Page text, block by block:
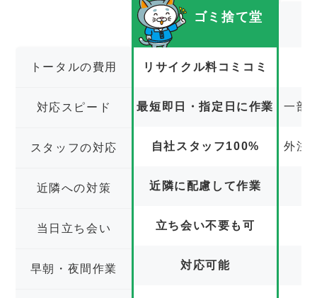
トータルの費用
対応スピード
スタッフの対応
近隣への対策
当日立ち会い
早朝・夜間作業
ゴミ捨て堂
リサイクル料コミコミ
最短即日・指定日に作業
自社スタッフ100%
近隣に配慮して作業
立ち会い不要も可
対応可能
一部
外注